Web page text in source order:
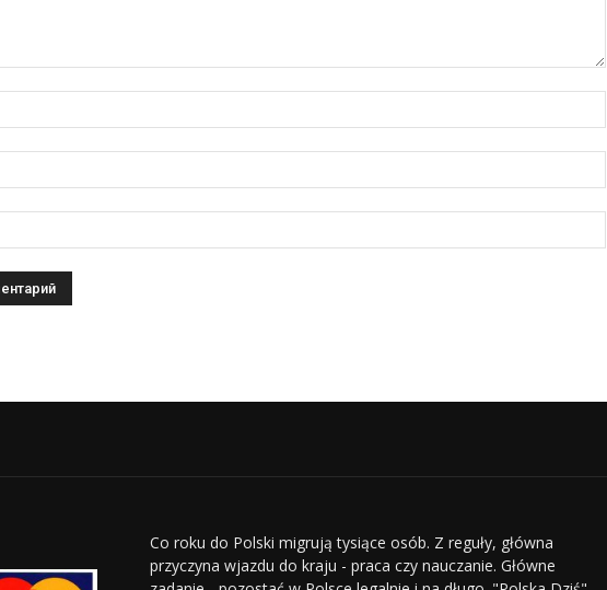
Co roku do Polski migrują tysiące osób. Z reguły, główna
przyczyna wjazdu do kraju - praca czy nauczanie. Główne